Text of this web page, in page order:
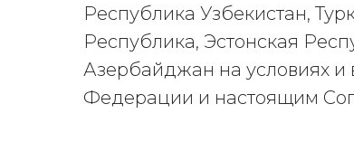
Республика Узбекистан,
Республика, Эстонская
Азербайджан на условиях и
Федерации и настоящим